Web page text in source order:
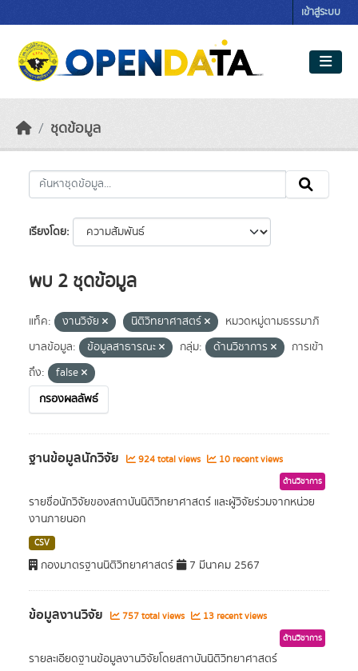
เข้าสู่ระบบ
ชุดข้อมูล
เรียงโดย
พบ 2 ชุดข้อมูล
แท็ค: งานวิจัย นิติวิทยาศาสตร์
หมวดหมู่ตามธรรมาภิ
บาลข้อมูล:
ข้อมูลสาธารณะ กลุ่ม: ด้านวิชาการ
การเข้า
ถึง:
false
กรองผลลัพธ์
ฐานข้อมูลนักวิจัย 924 total views 10 recent views
ด้านวิชาการ
รายชื่อนักวิจัยของสถาบันนิติวิทยาศาสตร์ และผู้วิจัยร่วมจากหน่วย
งานภายนอก
CSV
กองมาตรฐานนิติวิทยาศาสตร์ 7 มีนาคม 2567
ข้อมูลงานวิจัย 757 total views 13 recent views
ด้านวิชาการ
รายละเอียดฐานข้อมูลงานวิจัยโดยสถาบันนิติวิทยาศาสตร์